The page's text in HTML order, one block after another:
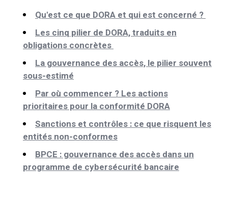
Qu'est ce que DORA et qui est concerné ?
Les cinq pilier de DORA, traduits en
obligations concrètes
La gouvernance des accès, le pilier souvent
sous-estimé
Par où commencer ? Les actions
prioritaires pour la conformité DORA
Sanctions et contrôles : ce que risquent les
entités non-conformes
BPCE : gouvernance des accès dans un
programme de cybersécurité bancaire